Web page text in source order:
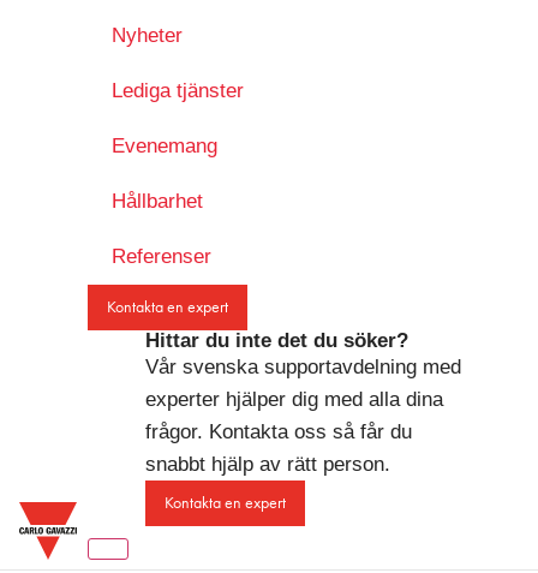
Nyheter
Lediga tjänster
Evenemang
Hållbarhet
Referenser
Kontakta en expert
Hittar du inte det du söker?
Vår svenska supportavdelning med
experter hjälper dig med alla dina
frågor. Kontakta oss så får du
snabbt hjälp av rätt person.
Kontakta en expert